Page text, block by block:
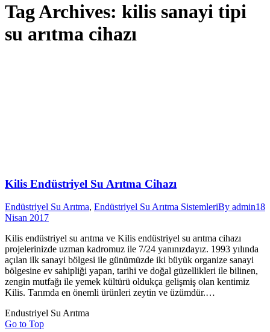
Tag Archives: kilis sanayi tipi
su arıtma cihazı
Kilis Endüstriyel Su Arıtma Cihazı
Endüstriyel Su Arıtma, Endüstriyel Su Arıtma SistemleriBy admin18
Nisan 2017
Kilis endüstriyel su arıtma ve Kilis endüstriyel su arıtma cihazı
projelerinizde uzman kadromuz ile 7/24 yanınızdayız. 1993 yılında
açılan ilk sanayi bölgesi ile günümüzde iki büyük organize sanayi
bölgesine ev sahipliği yapan, tarihi ve doğal güzellikleri ile bilinen,
zengin mutfağı ile yemek kültürü oldukça gelişmiş olan kentimiz
Kilis. Tarımda en önemli ürünleri zeytin ve üzümdür.…
Endustriyel Su Arıtma
Go to Top